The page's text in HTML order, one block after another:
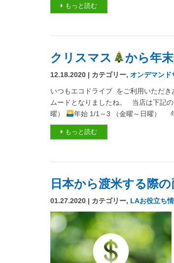
もっと読む
クリスマス から年
12.18.2020 | カテゴリー, オンデマンド
いつもエコドライブ をご利用いただ
ムードとなりましたね。 当店は下記
曜）
年始 1/1～3 （金曜～日曜）
もっと読む
日本から渡米する際
01.27.2020 | カテゴリー, LAお役立ち